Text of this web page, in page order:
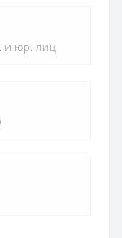
и юр. лиц